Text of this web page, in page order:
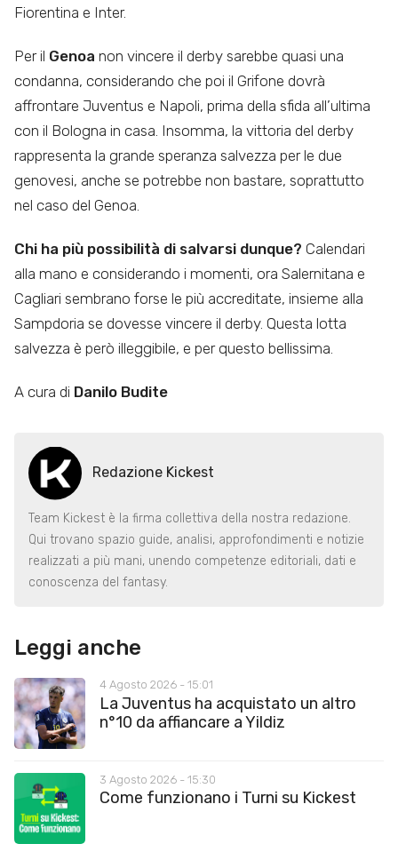
Fiorentina e Inter.
Per il Genoa non vincere il derby sarebbe quasi una
condanna, considerando che poi il Grifone dovrà
affrontare Juventus e Napoli, prima della sfida all’ultima
con il Bologna in casa. Insomma, la vittoria del derby
rappresenta la grande speranza salvezza per le due
genovesi, anche se potrebbe non bastare, soprattutto
nel caso del Genoa.
Chi ha più possibilità di salvarsi dunque? Calendari
alla mano e considerando i momenti, ora Salernitana e
Cagliari sembrano forse le più accreditate, insieme alla
Sampdoria se dovesse vincere il derby. Questa lotta
salvezza è però illeggibile, e per questo bellissima.
A cura di Danilo Budite
Redazione Kickest
Team Kickest è la firma collettiva della nostra redazione.
Qui trovano spazio guide, analisi, approfondimenti e notizie
realizzati a più mani, unendo competenze editoriali, dati e
conoscenza del fantasy.
Leggi anche
4 Agosto 2026 - 15:01
La Juventus ha acquistato un altro
n°10 da affiancare a Yildiz
3 Agosto 2026 - 15:30
Come funzionano i Turni su Kickest